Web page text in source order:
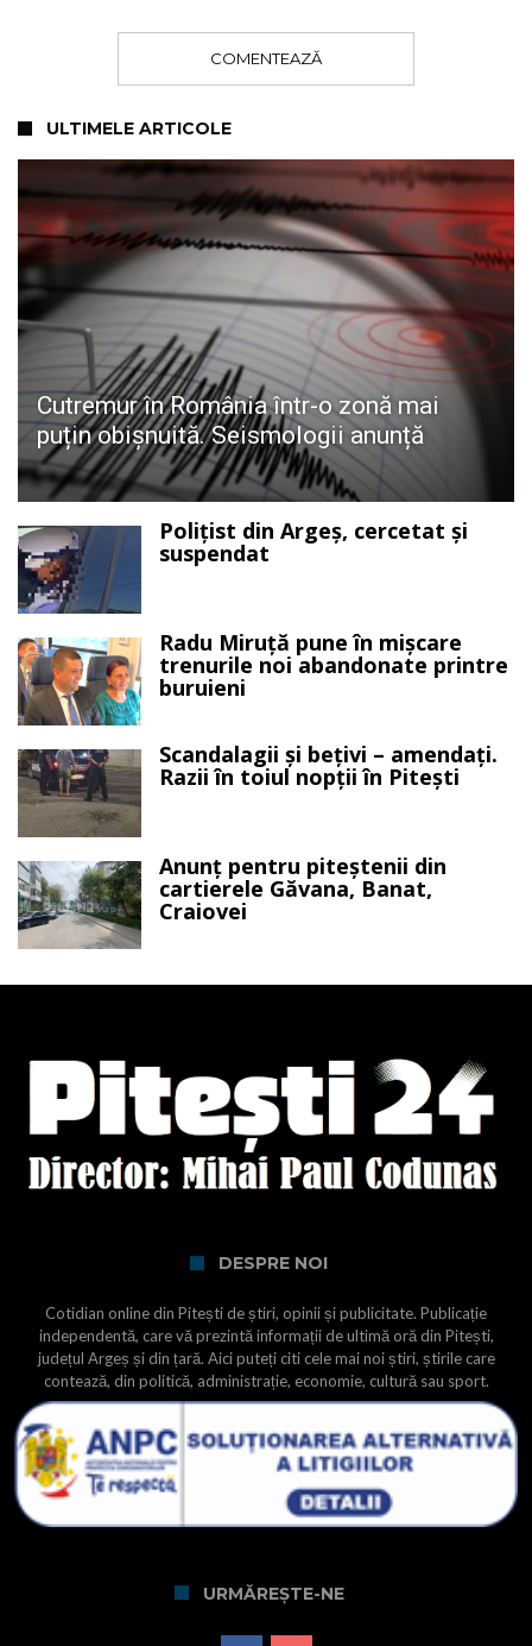
COMENTEAZĂ
ULTIMELE ARTICOLE
Cutremur în România într-o zonă mai
puțin obișnuită. Seismologii anunță
Polițist din Argeș, cercetat și
suspendat
Radu Miruță pune în mișcare
trenurile noi abandonate printre
buruieni
Scandalagii și bețivi – amendați.
Razii în toiul nopții în Pitești
Anunț pentru piteștenii din
cartierele Găvana, Banat,
Craiovei
DESPRE NOI
Cotidian online din Pitești de știri, opinii și publicitate. Publicație
independentă, care vă prezintă informații de ultimă oră din Pitești,
județul Argeș și din țară. Aici puteți citi cele mai noi știri, știrile care
contează, din politică, administrație, economie, cultură sau sport.
URMĂREȘTE-NE